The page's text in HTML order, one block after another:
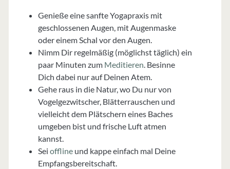
Genieße eine sanfte Yogapraxis mit
geschlossenen Augen, mit Augenmaske
oder einem Schal vor den Augen.
Nimm Dir regelmäßig (möglichst täglich) ein
paar Minuten zum Meditieren. Besinne
Dich dabei nur auf Deinen Atem.
Gehe raus in die Natur, wo Du nur von
Vogelgezwitscher, Blätterrauschen und
vielleicht dem Plätschern eines Baches
umgeben bist und frische Luft atmen
kannst.
Sei offlineund kappe einfach mal Deine
Empfangsbereitschaft.